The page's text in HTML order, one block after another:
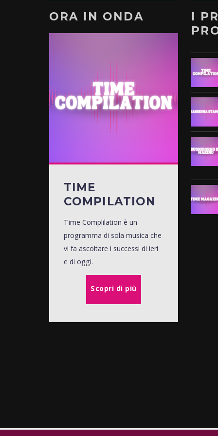
ORA IN ONDA
TIME
COMPILATION
Time Complilation è un
programma di sola musica che
vi fa ascoltare i successi di ieri
e di oggi.
Scopri di più
I